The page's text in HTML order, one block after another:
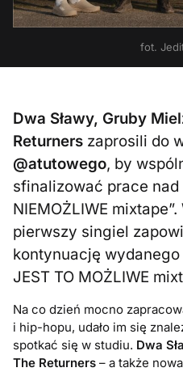
fot.
Dwa Sławy, Gruby
Returners zaprosili do
@atutowego, by
sfinalizować prace nad
NIEMOŻLIWE
pierwszy singiel
kontynuację
JEST TO MOŻLIWE
Na co dzień mocno
i hip-hopu, udało im się
spotkać się w studiu. Dwa
The Returners – a także